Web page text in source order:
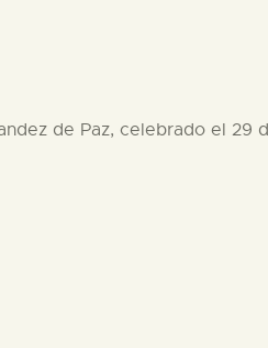
de Paz, celebrado el 29